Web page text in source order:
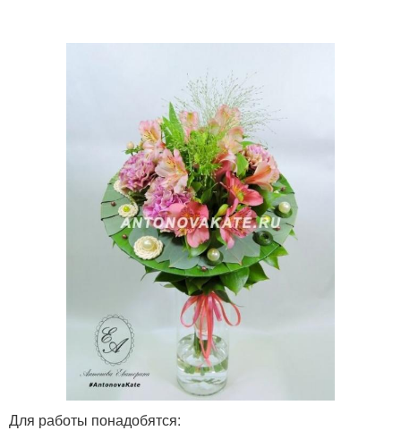
Для работы понадобятся: